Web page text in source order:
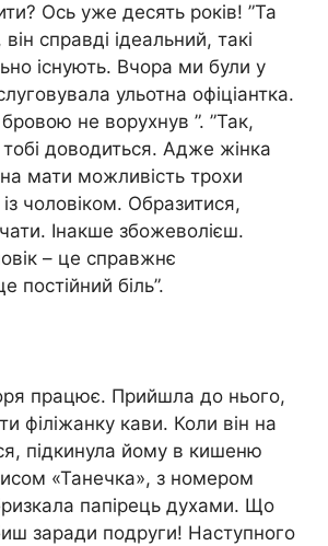
Ось уже десять років! ”Та
справді ідеальний, такі
існують. Вчора ми були у
ульотна офіціантка.
бровою не ворухнув ”. ”Так,
доводиться. Адже жінка
мати можливість трохи
чоловіком. Образитися,
Інакше збожеволієш.
– це справжнє
постійний біль”.
працює. Прийшла до нього,
філіжанку кави. Коли він на
підкинула йому в кишеню
«Танечка», з номером
папірець духами. Що
заради подруги! Наступного